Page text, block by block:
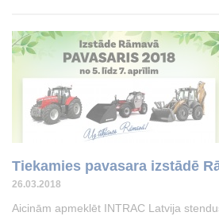
Tiekamies pavasara izstādē
26.03.2018
Aicinām apmeklēt INTRAC Latvija